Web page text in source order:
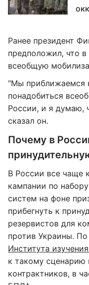
Ранее президент
предположил, что
всеобщую
"Мы приближаемся
понадобиться
России, и я думаю,
сказал он.
Почему в
В России все чаще
кампании по
систем на фоне
прибегнуть к
резервистов для
против Украины.
Института
к такому сценарию
контрактников, в